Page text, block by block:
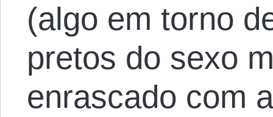
(algo em torno
pretos do sexo
enrascado com